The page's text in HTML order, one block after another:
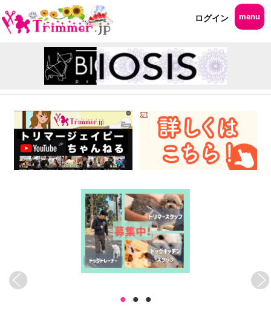
ログイン menu
• • •